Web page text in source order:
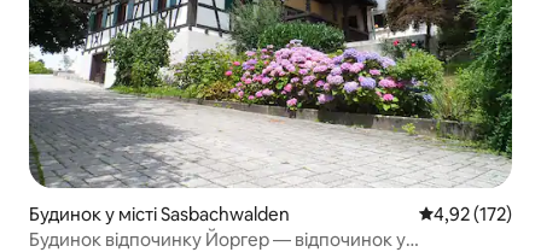
Будинок у місті Sasbachwalden Середня
4,92 (172)
Будинок відпочинку Йоргер — відпочинок у